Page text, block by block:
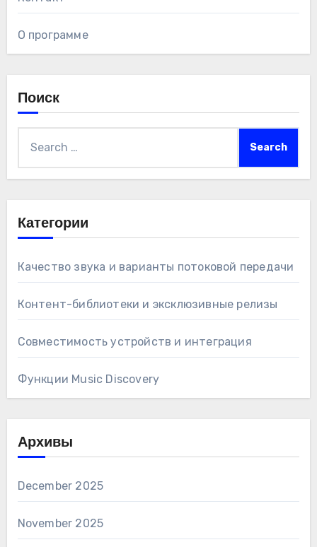
О программе
Поиск
for:
Категории
Качество звука и варианты потоковой передачи
Контент-библиотеки и эксклюзивные релизы
Совместимость устройств и интеграция
Функции Music Discovery
Архивы
December 2025
November 2025